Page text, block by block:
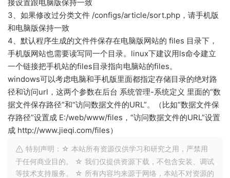
接设置跟电脑版保持一致
3、如果修改过分类文件 /configs/article/sort.php，请手机版
和电脑版保持一致
4、默认程序生成的文件件保存在电脑版网站的 files 目录下，
手机版网站也需要读写同一个目录。linux下建议用ls命令建立
一个链接把手机站的files目录指向电脑站的files。
windows可以考虑电脑和手机版里面都指定存储目录的绝对路
径和访问url，这两个参数在后台 系统管理-系统定义 里面的“数
据文件保存路径”和“访问数据文件的URL”。（比如“数据文件保
存路径”设置成 E:/web/www/files，“访问数据文件的URL”设置
成 http://www.jieqi.com/files）
特别声明：☆ 本站所有资源仅供学习和研究之用，严禁用
于任何商业目的。 ☆ 我们仅提供资源下载，不包含安装、调试
等技术支持服务。 ☆ 所有内容均来源于网络，本站不对资源的